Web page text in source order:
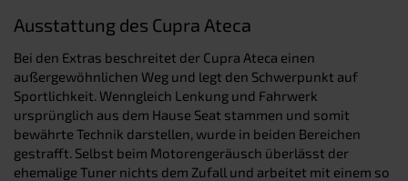
Ausstattung des Cupra Ateca
Bei den Extras beschreitet der Cupra Ateca einen
außergewöhnlichen Weg und legt den Schwerpunkt auf
Sportlichkeit. Wenngleich Lenkung und Fahrwerk
ursprünglich aus dem Hause Seat stammen und somit
bewährte Technik darstellen, wurde in beiden Bereichen
gestrafft. Selbst beim Motorengeräusch überlässt der
ehemalige Tuner nichts dem Zufall und arbeitet mit einem so